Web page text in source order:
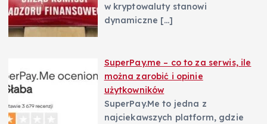
w kryptowaluty stanowi
dynamiczne […]
SuperPay.me – co to za serwis, ile
można zarobić i opinie
użytkowników
SuperPay.Me to jedna z
najciekawszych platform, gdzie